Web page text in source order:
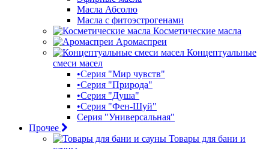
Масла Абсолю
Масла с фитоэстрогенами
Косметические масла
Аромаспреи
Концептуальные
смеси масел
•Серия "Мир чувств"
•Серия "Природа"
•Серия "Душа"
•Серия "Фен-Шуй"
Серия "Универсальная"
Прочее
Товары для бани и